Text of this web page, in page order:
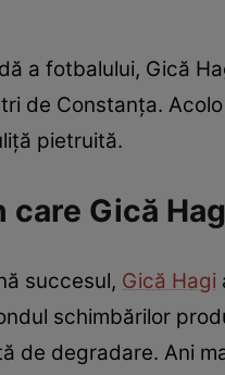
a fotbalului, Gică
de Constanța.
pietruită.
care Gică
succesul, Gică Hagi
schimbărilor
de degradare. Ani